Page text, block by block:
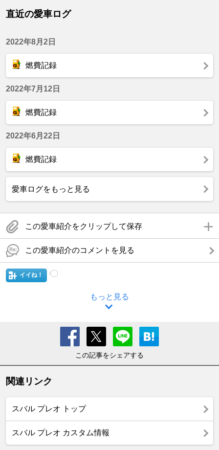
直近の愛車ログ
2022年8月2日
燃費記録
2022年7月12日
燃費記録
2022年6月22日
燃費記録
愛車ログをもっと見る
この愛車紹介をクリップして保存
この愛車紹介のコメントを見る
イイね！
もっと見る
この記事をシェアする
関連リンク
スバル プレオ トップ
スバル プレオ カスタム情報